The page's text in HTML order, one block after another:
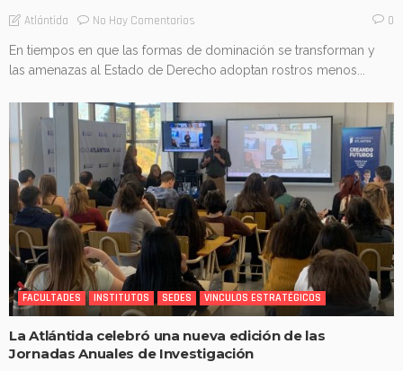
Atlántida No Hay Comentarios 0
En tiempos en que las formas de dominación se transforman y
las amenazas al Estado de Derecho adoptan rostros menos...
FACULTADES INSTITUTOS SEDES VINCULOS ESTRATÉGICOS
La Atlántida celebró una nueva edición de las
Jornadas Anuales de Investigación